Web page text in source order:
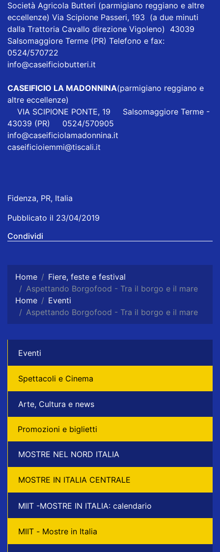
Società Agricola Butteri (parmigiano reggiano e altre
eccellenze) Via Scipione Passeri, 193 (a due minuti
dalla Trattoria Cavallo direzione Vigoleno) 43039
Salsomaggiore Terme (PR) Telefono e fax:
0524/570722
info@caseificiobutteri.it
CASEIFICIO LA MADONNINA(parmigiano reggiano e
altre eccellenze)
VIA SCIPIONE PONTE, 19 Salsomaggiore Terme -
43039 (PR) 0524/570905
info@caseificiolamadonnina.it
caseificioiemmi@tiscali.it
Fidenza, PR, Italia
Pubblicato il 23/04/2019
Condividi
Home
Fiere, feste e festival
Aspettando Borgofood - Tra il borgo e il mare
Home
Eventi
Aspettando Borgofood - Tra il borgo e il mare
Eventi
Spettacoli e Cinema
Arte, Cultura e news
Promozioni e biglietti
MOSTRE NEL NORD ITALIA
MOSTRE IN ITALIA CENTRALE
MIIT -MOSTRE IN ITALIA: calendario
MIIT - Mostre in Italia